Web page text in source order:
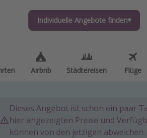
Individuelle Angebote finden
Airbnb Städtereisen Flüge
Individuelle Angebote finden
Airbnb Städtereisen Flüge
Dieses Angebot ist schon ein paar
hier angezeigten Preise und
können von den jetzigen abweichen.